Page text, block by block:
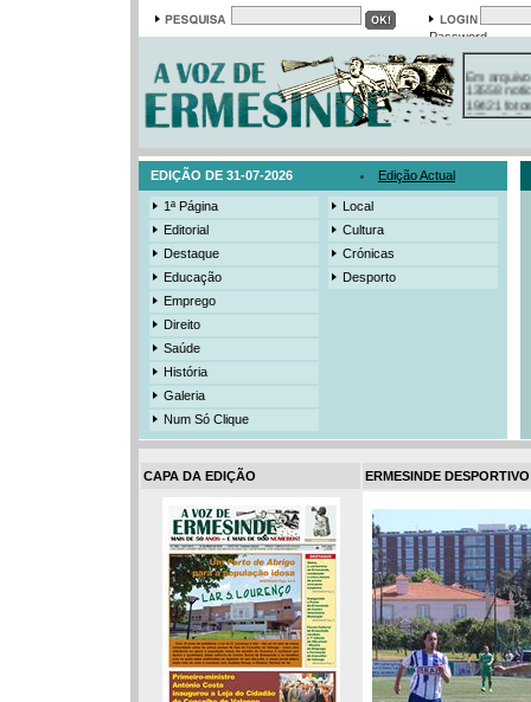
Password
Em arquivo
13558
19421
385
EDIÇÃO DE 31-07-2026 Edição Actual
1ª Página
Editorial
Destaque
Educação
Emprego
Direito
Saúde
História
Galeria
Num Só Clique
Local
Cultura
Crónicas
Desporto
CAPA DA EDIÇÃO ERMESINDE DESPORTIVO